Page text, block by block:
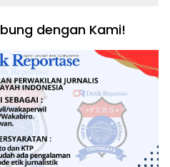
dengan Kami!